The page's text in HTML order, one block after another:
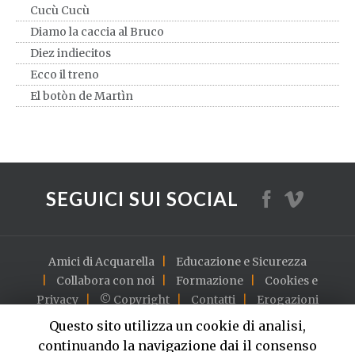
Cucù Cucù
Diamo la caccia al Bruco
Diez indiecitos
Ecco il treno
El botòn de Martìn
Fischiettando Felice
Giro giro tondo
Il Cow-Boy Piero
Il dragone
Il Funghetto
SEGUICI SUI SOCIAL
Amici di Acquarella
Educazione e Sicurezza
Collabora con noi
Formazione
Cookies e
Privacy
© Copyright Contatti
Erogazioni
English version
Questo sito utilizza un cookie di analisi,
continuando la navigazione dai il consenso